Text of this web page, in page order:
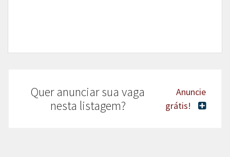
Quer anunciar sua vaga
nesta listagem?
Anuncie
grátis!